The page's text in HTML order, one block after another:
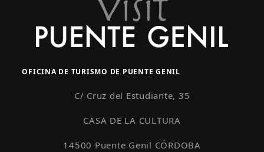
OFICINA DE TURISMO DE PUENTE GENIL
C/ Cruz del Estudiante, 35
CASA DE LA CULTURA
14500 Puente Genil CÓRDOBA